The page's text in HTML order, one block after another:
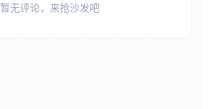
暂无评论，来抢沙发吧